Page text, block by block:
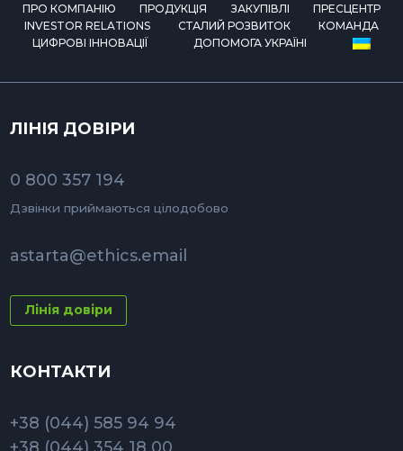
ПРО КОМПАНІЮ ПРОДУКЦІЯ ЗАКУПІВЛІ
ПРЕСЦЕНТР
INVESTOR RELATIONS
СТАЛИЙ РОЗВИТОК
КОМАНДА
ЦИФРОВІ ІННОВАЦІЇ
ДОПОМОГА УКРАЇНІ
ЛІНІЯ ДОВІРИ
0 800 357 194
Дзвінки приймаються цілодобово
astarta@ethics.email
Лінія довіри
КОНТАКТИ
+38 (044) 585 94 94